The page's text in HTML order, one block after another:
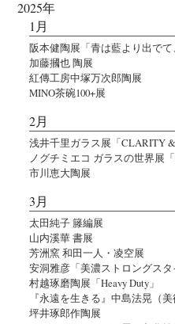
2025年
1月
阪本健陶展「青は藍より出でて
加藤摑也 陶展
紅傳工房中塚万次郎陶展
MINO茶碗100+展
2月
浅井千里ガラス展「CLARITY &
ノグチミエコ ガラスの世界展
市川恵大陶展
3月
太田純子 籐編展
山内溪華 書展
芳洲窯 和田一人・凌空展
安洞雅彦「美濃ストロングスタ
村越琢磨陶展「Heavy Duty」
『永遠を生きる』中島法晃（
坪井琢郎作陶展